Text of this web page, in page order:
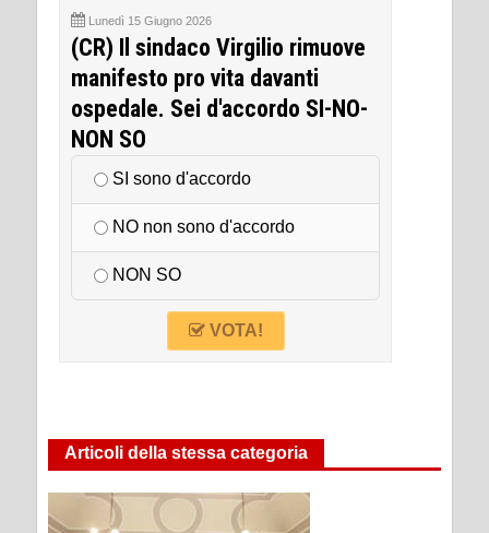
Lunedì 15 Giugno 2026
(CR) Il sindaco Virgilio rimuove
manifesto pro vita davanti
ospedale. Sei d'accordo SI-NO-
NON SO
SI sono d'accordo
NO non sono d'accordo
NON SO
VOTA!
Articoli della stessa categoria